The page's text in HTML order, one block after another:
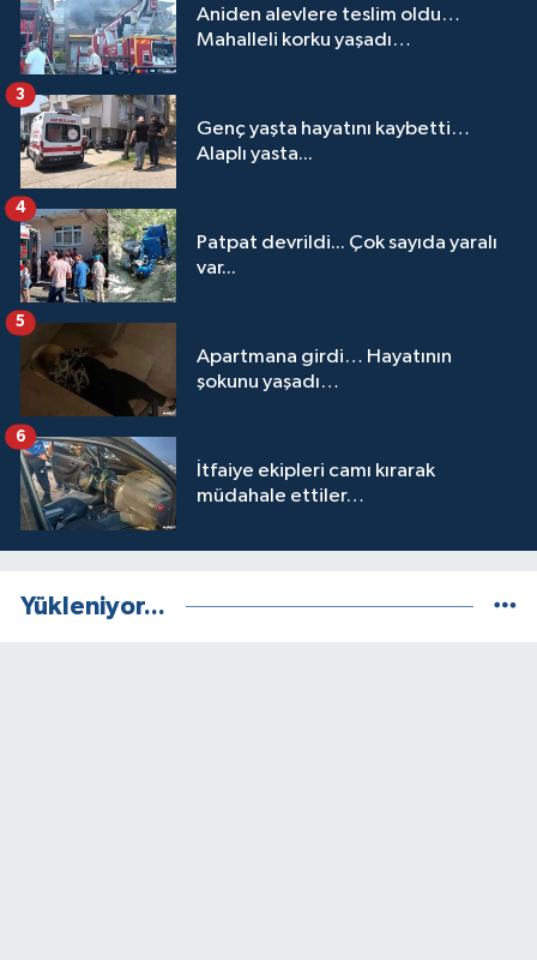
Aniden alevlere teslim oldu…
Mahalleli korku yaşadı…
Genç yaşta hayatını kaybetti…
Alaplı yasta...
3
Patpat devrildi... Çok sayıda yaralı
var...
4
Apartmana girdi… Hayatının
şokunu yaşadı…
5
İtfaiye ekipleri camı kırarak
müdahale ettiler…
6
Yükleniyor...